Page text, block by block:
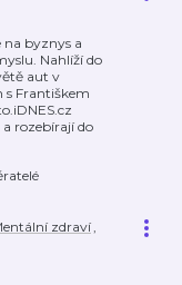
na byznys a
Nahlíží do
aut v
s Františkem
rozebírají do
zdraví,